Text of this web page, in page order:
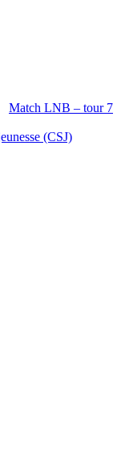
Match LNB – tour 7
(CSJ)